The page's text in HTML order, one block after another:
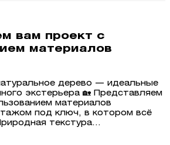
вам проект с
материалов
дерево — идеальные
экстерьера 🏡 Представляем
материалов
под ключ, в котором всё
текстура...